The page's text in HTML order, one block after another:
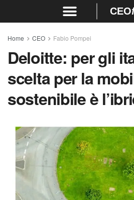
CEO
Home CEO Fabio Pompei
Deloitte: per gli
scelta per la
sostenibile è